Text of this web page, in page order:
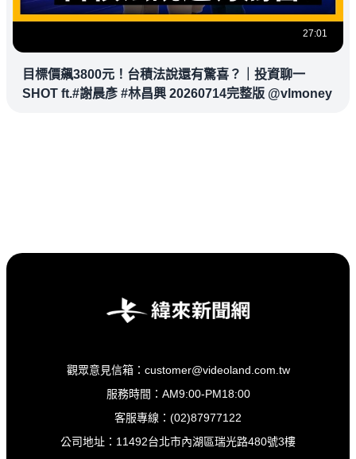
27:01
目標價飆3800元！台積法說還有驚喜？｜投資聊一
SHOT ft.#謝晨彥 #林昌興 20260714完整版 @vlmoney
觀眾意見信箱：customer@videoland.com.tw
服務時間：AM9:00-PM18:00
客服專線：(02)87977122
公司地址：11492台北市內湖區瑞光路480號3樓